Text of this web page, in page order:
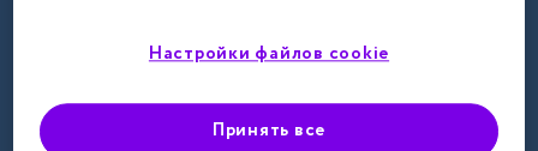
Настройки файлов cookie
Принять все